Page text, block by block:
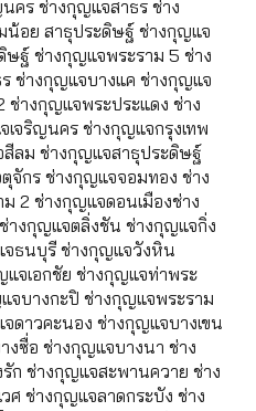
คร ช่างกุญแจสาธร ช่าง
อย สาธุประดิษฐ์ ช่างกุญแจ
ฐ์ ช่างกุญแจพระราม 5 ช่าง
ช่างกุญแจบางแค ช่างกุญแจ
ช่างกุญแจพระประแดง ช่าง
จริญนคร ช่างกุญแจกรุงเทพ
ลม ช่างกุญแจสาธุประดิษฐ์
จักร ช่างกุญแจจอมทอง ช่าง
2 ช่างกุญแจดอนเมืองช่าง
งกุญแจตลิ่งชัน ช่างกุญแจกิ่ง
ธนบุรี ช่างกุญแจวังหิน
จเอกชัย ช่างกุญแจท่าพระ
จบางกะปิ ช่างกุญแจพระราม
าวคะนอง ช่างกุญแจบางเขน
ซื่อ ช่างกุญแจบางนา ช่าง
ก ช่างกุญแจสะพานควาย ช่าง
ช่างกุญแจลาดกระบัง ช่าง